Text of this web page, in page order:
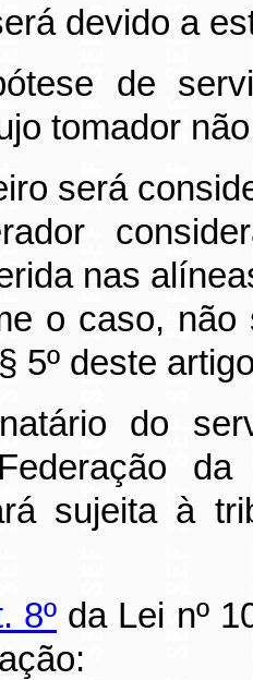
devido a
de
tomador
será
nas
o caso,
5º deste
do
sujeita à
8º da Lei nº